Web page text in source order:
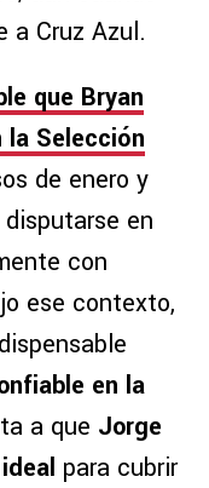
a Cruz Azul.
que Bryan
la Selección
de enero y
en
con
ese contexto,
en la
a que Jorge
para cubrir